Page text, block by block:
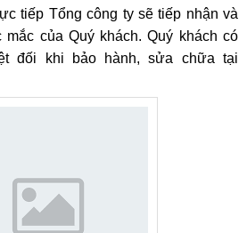
tiếp Tổng công ty sẽ tiếp nhận và
mắc của Quý khách. Quý khách có
đối khi bảo hành, sửa chữa tại